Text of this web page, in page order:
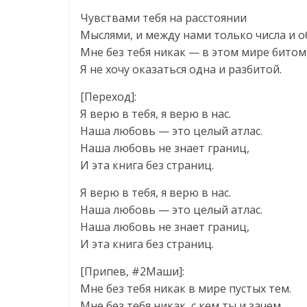
Чувствами тебя на расстоянии
Мыслями, и между нами только числа и
Мне без тебя никак — в этом мире битом
Я не хочу оказаться одна и разбитой.
[Переход]:
Я верю в тебя, я верю в нас.
Наша любовь — это целый атлас.
Наша любовь не знает границ,
И эта книга без страниц.
Я верю в тебя, я верю в нас.
Наша любовь — это целый атлас.
Наша любовь не знает границ,
И эта книга без страниц.
[Припев, #2Маши]:
Мне без тебя никак в мире пустых тем.